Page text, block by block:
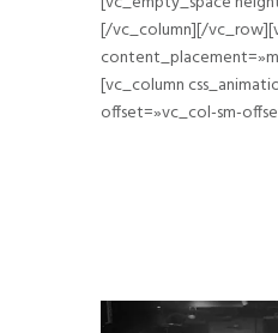
[/vc_column][/
[vc_column
offset=»vc_col-sm-